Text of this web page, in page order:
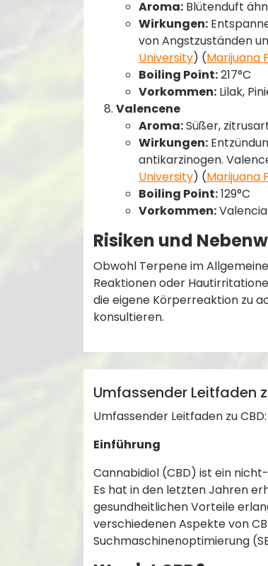
Aroma: Blütenduft
Wirkungen:
von Angstzuständen
University)​​ (Marijuana
Boiling Point:217°C
Vorkommen: Lilak,
Valencene
Aroma:Süßer,
Wirkungen:
antikarzinogen.
University)​​ (Marijuana
Boiling Point:129°C
Vorkommen:
Risiken und
Obwohl Terpene im
Reaktionen oder
die eigene Körperreaktion zu
konsultieren.
Anleitungen
adminCBD,Schmerzlinderung,
Umfassender Leitfaden
Umfassender Leitfaden zu
Einführung
Cannabidiol (CBD) ist ein
Es hat in den letzten Jahren
gesundheitlichen Vorteile
verschiedenen Aspekte von
Suchmaschinenoptimierung